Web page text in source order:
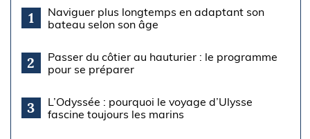
1
Naviguer plus longtemps en adaptant son
bateau selon son âge
2
Passer du côtier au hauturier : le programme
pour se préparer
3
L’Odyssée : pourquoi le voyage d’Ulysse
fascine toujours les marins